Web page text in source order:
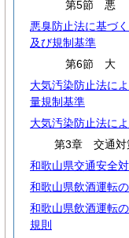
第5節 悪
悪臭防止法に基づ
及び規制基準
第6節 大
大気汚染防止法に
量規制基準
大気汚染防止法に
第3章 交通対
和歌山県交通安全
和歌山県飲酒運転
和歌山県飲酒運転
規則